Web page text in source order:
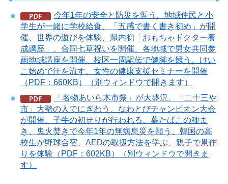
今年1年の安全と防災を誓う、地域住民と小
学生が一緒に学校給食、「五感で書く書き初め」が開
催、世界の遊びを体験、県内初「おもちゃドクター養
成講座」、合同七草祝いを開催、各地域で男女共同参
画地域講座を開催、校区一周駅伝で健脚を競う、けい
こ始めで汗を流す、女性の健康支援セミナーを開催
（PDF：660KB）（別ウィンドウで開きます）
「名物あいら木市祭」が大盛況、「二十三や
市」大勢の人でにぎわう、なわとびチャンピオン大会
が開催、子牛の初せりが行われる、葉たばこの種ま
き、鬼火焚きで今年1年の無病息災を願う、韓国の高
校生が野球合宿、AEDの取扱方法を学ぶ、親子で凧作
りを体験（PDF：602KB）（別ウィンドウで開きま
す）